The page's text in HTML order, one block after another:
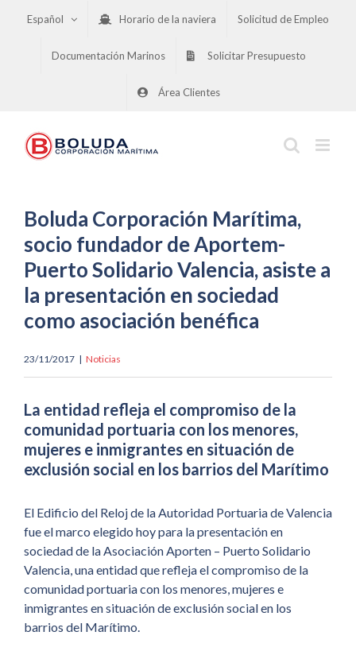
Español Horario de la naviera Solicitud de Empleo
Documentación Marinos Solicitar Presupuesto
Área Clientes
Boluda Corporación Marítima,
socio fundador de Aportem-
Puerto Solidario Valencia, asiste a
la presentación en sociedad
como asociación benéfica
23/11/2017 | Noticias
La entidad refleja el compromiso de la
comunidad portuaria con los menores,
mujeres e inmigrantes en situación de
exclusión social en los barrios del Marítimo
El Edificio del Reloj de la Autoridad Portuaria de Valencia
fue el marco elegido hoy para la presentación en
sociedad de la Asociación Aporten – Puerto Solidario
Valencia, una entidad que refleja el compromiso de la
comunidad portuaria con los menores, mujeres e
inmigrantes en situación de exclusión social en los
barrios del Marítimo.